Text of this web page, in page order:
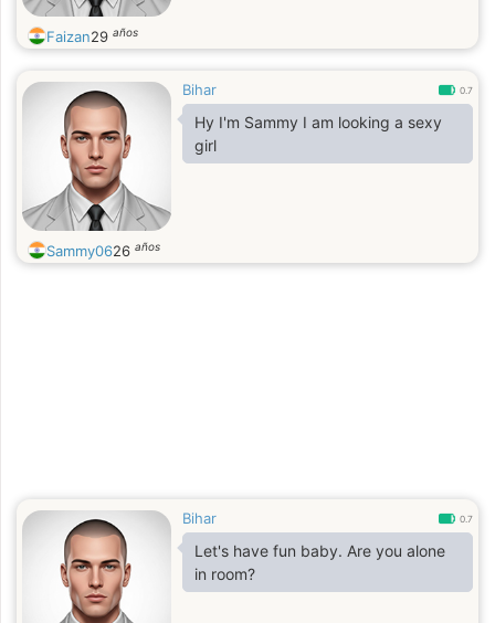
Faizan29 años
Bihar 0.7
Hy I'm Sammy I am looking a sexy
girl
Sammy0626 años
Bihar 0.7
Let's have fun baby. Are you alone
in room?